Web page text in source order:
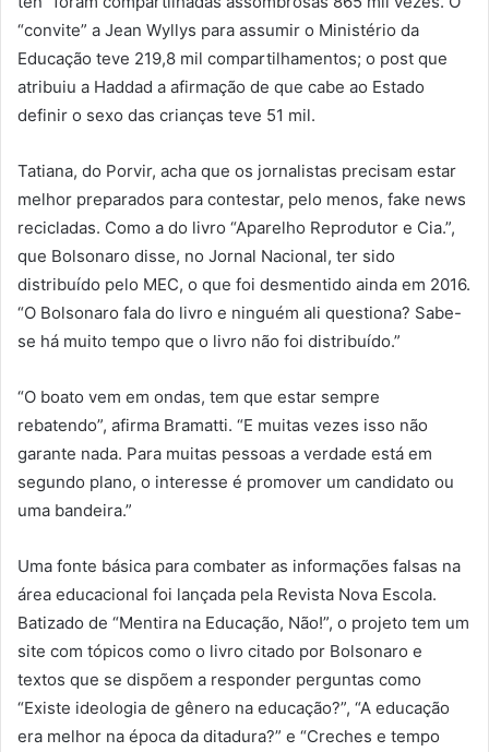
“convite” a Jean Wyllys para assumir o Ministério da
Educação teve 219,8 mil compartilhamentos; o post que
atribuiu a Haddad a afirmação de que cabe ao Estado
definir o sexo das crianças teve 51 mil.
Tatiana, do Porvir, acha que os jornalistas precisam estar
melhor preparados para contestar, pelo menos, fake news
recicladas. Como a do livro “Aparelho Reprodutor e Cia.”,
que Bolsonaro disse, no Jornal Nacional, ter sido
distribuído pelo MEC, o que foi desmentido ainda em 2016.
“O Bolsonaro fala do livro e ninguém ali questiona? Sabe-
se há muito tempo que o livro não foi distribuído.”
“O boato vem em ondas, tem que estar sempre
rebatendo”, afirma Bramatti. “E muitas vezes isso não
garante nada. Para muitas pessoas a verdade está em
segundo plano, o interesse é promover um candidato ou
uma bandeira.”
Uma fonte básica para combater as informações falsas na
área educacional foi lançada pela Revista Nova Escola.
Batizado de “Mentira na Educação, Não!”, o projeto tem um
site com tópicos como o livro citado por Bolsonaro e
textos que se dispõem a responder perguntas como
“Existe ideologia de gênero na educação?”, “A educação
era melhor na época da ditadura?” e “Creches e tempo